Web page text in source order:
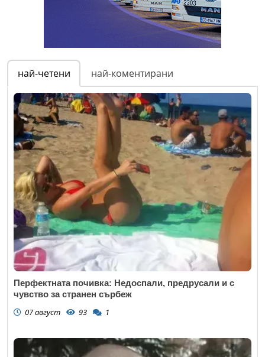
най-четени най-коментирани
Перфектната почивка: Недоспали, предрусали и с
чувство за странен сърбеж
07 август 93 1